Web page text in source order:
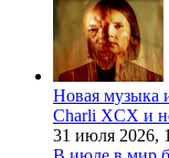
Новая музыка
Charli XCX и
31 июля 2026,